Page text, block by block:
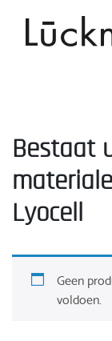
Bestaat
Lyocell
Geen
voldoen.